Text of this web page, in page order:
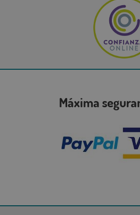
Máxima